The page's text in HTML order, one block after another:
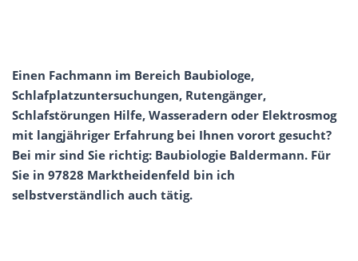
Einen Fachmann im Bereich Baubiologe,
Schlafplatzuntersuchungen, Rutengänger,
Schlafstörungen Hilfe, Wasseradern oder Elektrosmog
mit langjähriger Erfahrung bei Ihnen vorort gesucht?
Bei mir sind Sie richtig: Baubiologie Baldermann. Für
Sie in 97828 Marktheidenfeld bin ich
selbstverständlich auch tätig.